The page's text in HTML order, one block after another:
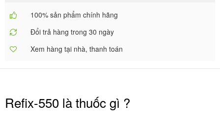
100% sản phẩm chính hãng
Đổi trả hàng trong 30 ngày
Xem hàng tại nhà, thanh toán
Refix-550 là thuốc gì ?